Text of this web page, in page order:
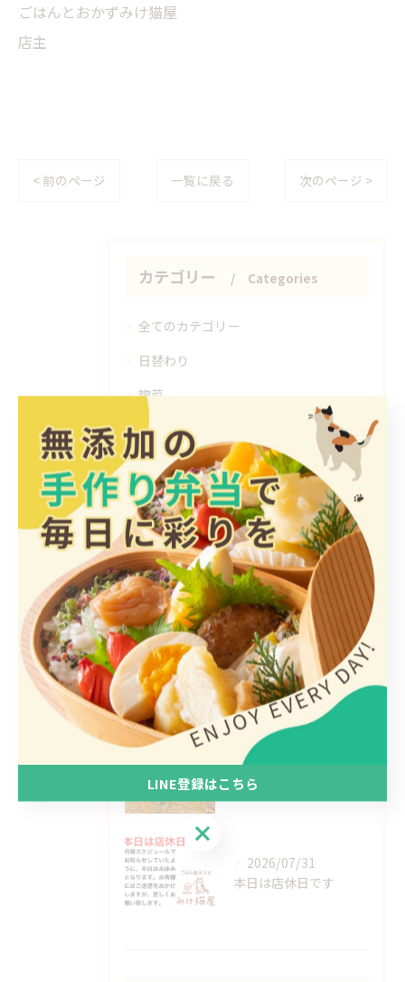
ごはんとおかずみけ猫屋
店主
< 前のページ 一覧に戻る 次のページ >
カテゴリー Categories
全てのカテゴリー
日替わり
惣菜
手作り
ヘルシー
1人
最近の投稿 Recent Posts
2026/08/07
【臨時休業のお知らせ】
2026/08/03
最高気温更新
2026/07/31
本日は店休日です
LINE登録はこちら
LINE登録はこちら